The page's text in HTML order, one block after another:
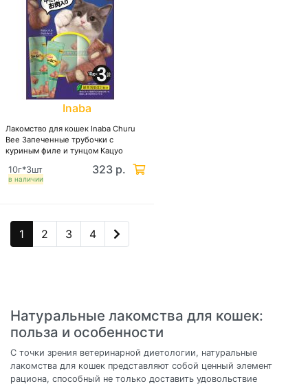
Inaba
Лакомство для кошек Inaba Churu
Bee Запеченные трубочки с
куриным филе и тунцом Кацуо
в наличии
10г*3шт 323 р.
1 2 3 4
Натуральные лакомства для кошек:
польза и особенности
С точки зрения ветеринарной диетологии, натуральные
лакомства для кошек представляют собой ценный элемент
рациона, способный не только доставить удовольствие